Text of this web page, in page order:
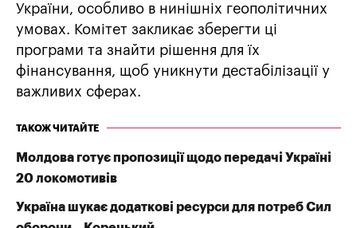
України, особливо в нинішніх геополітичних
умовах. Комітет закликає зберегти ці
програми та знайти рішення для їх
фінансування, щоб уникнути дестабілізації у
важливих сферах.
ТАКОЖ ЧИТАЙТЕ
Молдова готує пропозиції щодо передачі Україні
20 локомотивів
Україна шукає додаткові ресурси для потреб Сил